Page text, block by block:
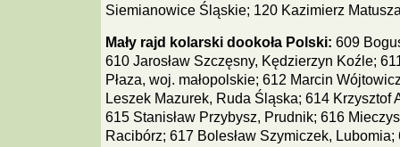
Siemianowice Śląskie; 120 Kazimierz
Mały rajd kolarski dookoła Polski: 609
610 Jarosław Szczęsny, Kędzierzyn Koźle;
Płaza, woj. małopolskie; 612 Marcin
Leszek Mazurek, Ruda Śląska; 614 Krzysztof
615 Stanisław Przybysz, Prudnik; 616
Racibórz; 617 Bolesław Szymiczek, Lubomia;